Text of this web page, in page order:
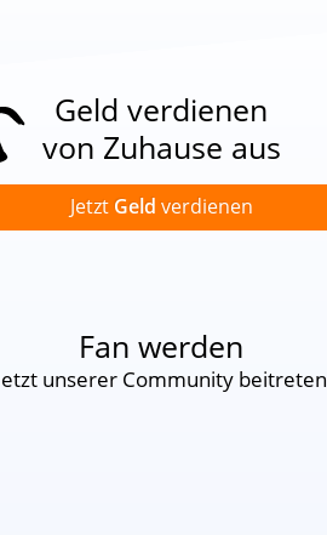
Geld verdienen
von Zuhause aus
Jetzt Geld verdienen
Fan werden
unserer Community beitreten